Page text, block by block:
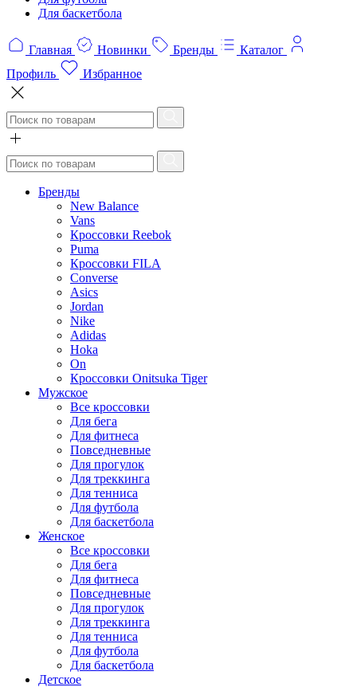
Для баскетбола
Главная Новинки Бренды
Каталог
Профиль
Избранное
Бренды
New Balance
Vans
Кроссовки Reebok
Puma
Кроссовки FILA
Converse
Asics
Jordan
Nike
Adidas
Hoka
On
Кроссовки Onitsuka Tiger
Мужское
Все кроссовки
Для бега
Для фитнеса
Повседневные
Для прогулок
Для треккинга
Для тенниса
Для футбола
Для баскетбола
Женское
Все кроссовки
Для бега
Для фитнеса
Повседневные
Для прогулок
Для треккинга
Для тенниса
Для футбола
Для баскетбола
Детское